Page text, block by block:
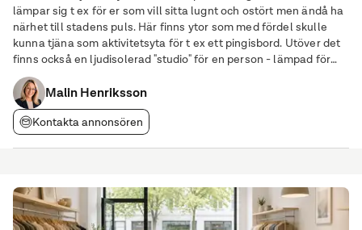
lämpar sig t ex för er som vill sitta lugnt och ostört men ändå ha
närhet till stadens puls. Här finns ytor som med fördel skulle
kunna tjäna som aktivitetsyta för t ex ett pingisbord. Utöver det
finns också en ljudisolerad "studio" för en person - lämpad för
exempelvis inspelning av en podcast. Bankens gamla valv ger er
ett säkertMalin Henriksson
Kontakta annonsören